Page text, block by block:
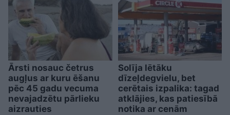
Ārsti nosauc četrus
augļus ar kuru ēšanu
pēc 45 gadu vecuma
nevajadzētu pārlieku
aizrauties
Solīja lētāku
dīzeļdegvielu, bet
cerētais izpalika: tagad
atklājies, kas patiesībā
notika ar cenām